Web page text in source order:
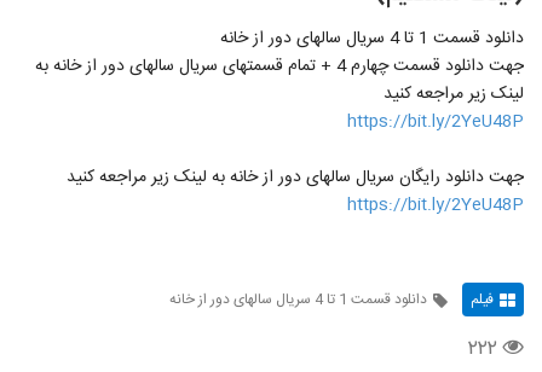
دانلود قسمت 1 تا 4 سریال سالهای دور از خانه
جهت دانلود قسمت چهارم 4 + تمام قسمتهای سریال سالهای دور از خانه به
لینک زیر مراجعه کنید
https://bit.ly/2YeU48P
جهت دانلود رایگان سریال سالهای دور از خانه به لینک زیر مراجعه کنید
https://bit.ly/2YeU48P
فیلم دانلود قسمت 1 تا 4 سریال سالهای دور از خانه
۲۲۲